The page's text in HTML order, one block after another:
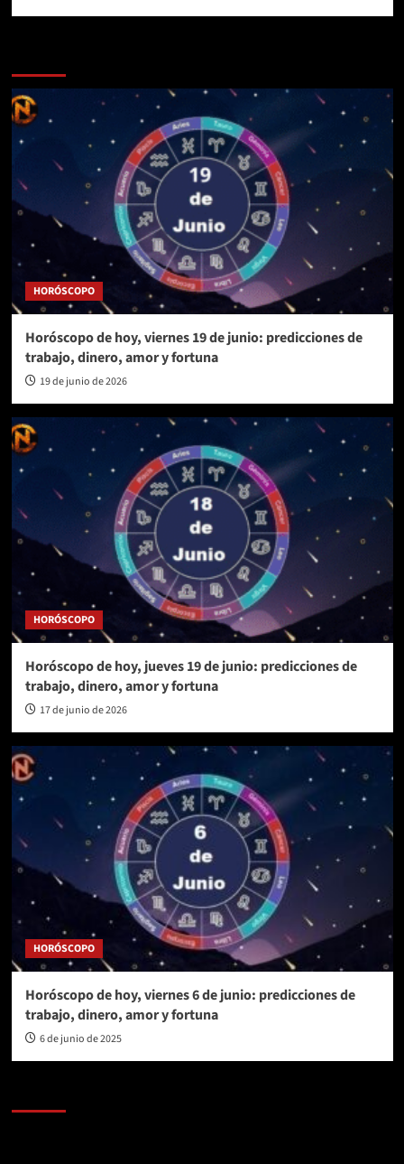
HORÓSCOPO
Horóscopo de hoy, viernes 19 de junio: predicciones de
trabajo, dinero, amor y fortuna
19 de junio de 2026
HORÓSCOPO
Horóscopo de hoy, jueves 19 de junio: predicciones de
trabajo, dinero, amor y fortuna
17 de junio de 2026
HORÓSCOPO
Horóscopo de hoy, viernes 6 de junio: predicciones de
trabajo, dinero, amor y fortuna
6 de junio de 2025